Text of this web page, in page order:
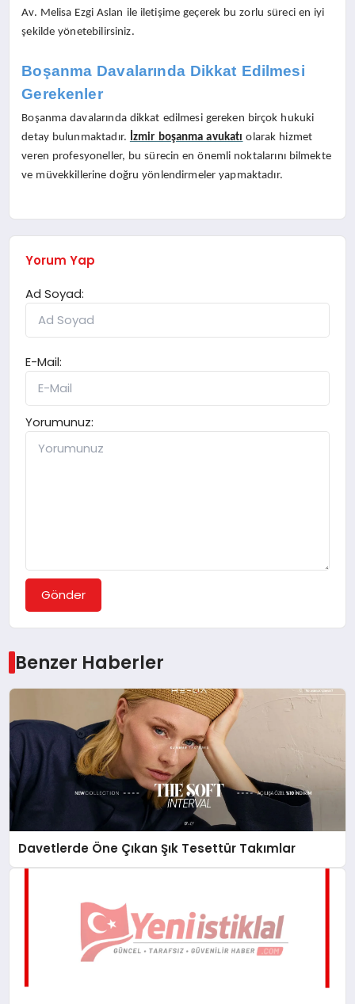
Av. Melisa Ezgi Aslan ile iletişime geçerek bu zorlu süreci en iyi
şekilde yönetebilirsiniz.
Boşanma Davalarında Dikkat Edilmesi
Gerekenler
Boşanma davalarında dikkat edilmesi gereken birçok hukuki
detay bulunmaktadır. İzmir boşanma avukatı olarak hizmet
veren profesyoneller, bu sürecin en önemli noktalarını bilmekte
ve müvekkillerine doğru yönlendirmeler yapmaktadır.
Yorum Yap
Ad Soyad:
E-Mail:
Yorumunuz:
Gönder
Benzer Haberler
Davetlerde Öne Çıkan Şık Tesettür Takımlar